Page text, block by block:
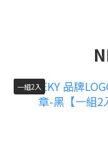
一組2入